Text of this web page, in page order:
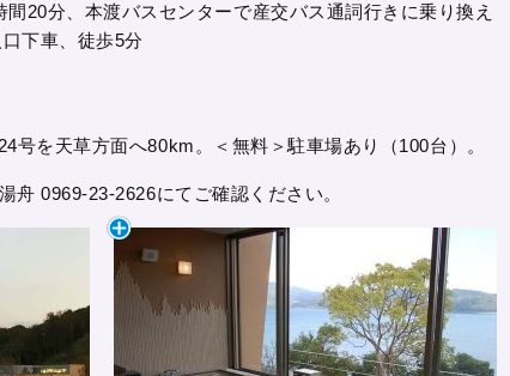
20分、本渡バスセンターで産交バス通詞行きに乗り換え
下車、徒歩5分
号を天草方面へ80km。＜無料＞駐車場あり（100台）。
舟 0969-23-2626にてご確認ください。